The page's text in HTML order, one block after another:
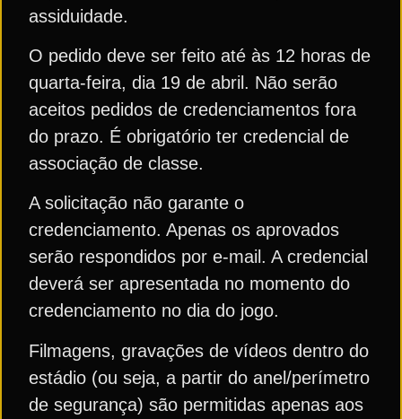
assiduidade.
O pedido deve ser feito até às 12 horas de
quarta-feira, dia 19 de abril. Não serão
aceitos pedidos de credenciamentos fora
do prazo. É obrigatório ter credencial de
associação de classe.
A solicitação não garante o
credenciamento. Apenas os aprovados
serão respondidos por e-mail. A credencial
deverá ser apresentada no momento do
credenciamento no dia do jogo.
Filmagens, gravações de vídeos dentro do
estádio (ou seja, a partir do anel/perímetro
de segurança) são permitidas apenas aos